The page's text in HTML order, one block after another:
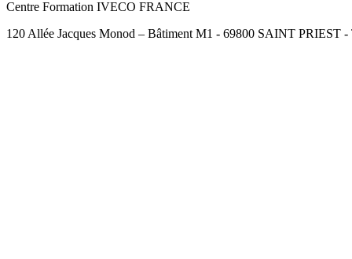
Centre Formation IVECO FRANCE
120 Allée Jacques Monod – Bâtiment M1 - 69800 SAINT PRIEST